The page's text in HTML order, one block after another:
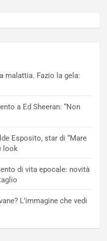
malattia. Fazio la gela:
a Ed Sheeran: “Non
Esposito, star di “Mare
look
di vita epocale: novità
L’immagine che vedi